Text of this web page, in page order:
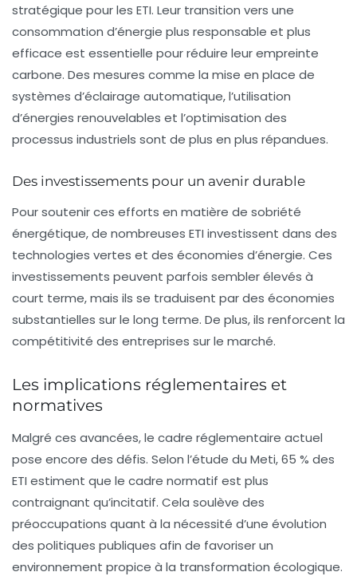
stratégique pour les ETI. Leur transition vers une
consommation d’énergie plus responsable et plus
efficace est essentielle pour réduire leur empreinte
carbone. Des mesures comme la mise en place de
systèmes d’éclairage automatique, l’utilisation
d’énergies renouvelables et l’optimisation des
processus industriels sont de plus en plus répandues.
Des investissements pour un avenir durable
Pour soutenir ces efforts en matière de sobriété
énergétique, de nombreuses ETI investissent dans des
technologies vertes et des économies d’énergie. Ces
investissements peuvent parfois sembler élevés à
court terme, mais ils se traduisent par des économies
substantielles sur le long terme. De plus, ils renforcent la
compétitivité des entreprises sur le marché.
Les implications réglementaires et
normatives
Malgré ces avancées, le cadre réglementaire actuel
pose encore des défis. Selon l’étude du Meti, 65 % des
ETI estiment que le cadre normatif est plus
contraignant qu’incitatif. Cela soulève des
préoccupations quant à la nécessité d’une évolution
des politiques publiques afin de favoriser un
environnement propice à la transformation écologique.